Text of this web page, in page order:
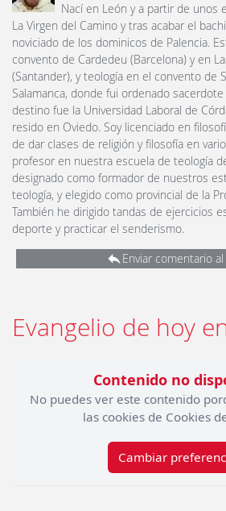
Nací en León y a partir de unos
La Virgen del Camino y tras acabar el
noviciado de los dominicos de Palencia.
convento de Cardedeu (Barcelona) y en
(Santander), y teología en el convento de
Salamanca, donde fui ordenado
destino fue la Universidad Laboral de
resido en Oviedo. Soy licenciado en
de dar clases de religión y filosofía en
profesor en nuestra escuela de teología
designado como formador de nuestros
teología, y elegido como provincial de la
También he dirigido tandas de ejercicios
deporte y practicar el senderismo.
Enviar comentario
Evangelio de hoy
Contenido no
No puedes ver este contenido
las cookies de Cookies
Cambiar